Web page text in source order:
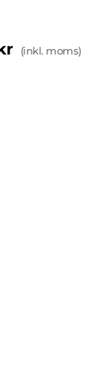
(inkl. moms)